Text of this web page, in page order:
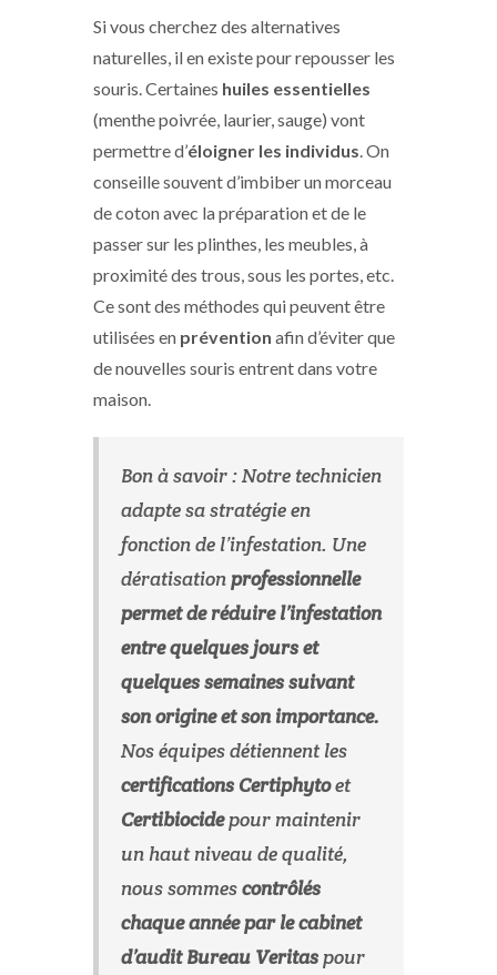
Si vous cherchez des alternatives
naturelles, il en existe pour repousser les
souris. Certaines huiles essentielles
(menthe poivrée, laurier, sauge) vont
permettre d’éloigner les individus. On
conseille souvent d’imbiber un morceau
de coton avec la préparation et de le
passer sur les plinthes, les meubles, à
proximité des trous, sous les portes, etc.
Ce sont des méthodes qui peuvent être
utilisées en prévention afin d’éviter que
de nouvelles souris entrent dans votre
maison.
Bon à savoir : Notre technicien
adapte sa stratégie en
fonction de l’infestation. Une
dératisationprofessionnelle
permet de réduire l’infestation
entre quelques jours et
quelques semaines suivant
son origine et son importance.
Nos équipes détiennent les
certifications Certiphytoet
Certibiocidepour maintenir
un haut niveau de qualité,
nous sommescontrôlés
chaque année par le cabinet
d’audit Bureau Veritaspour